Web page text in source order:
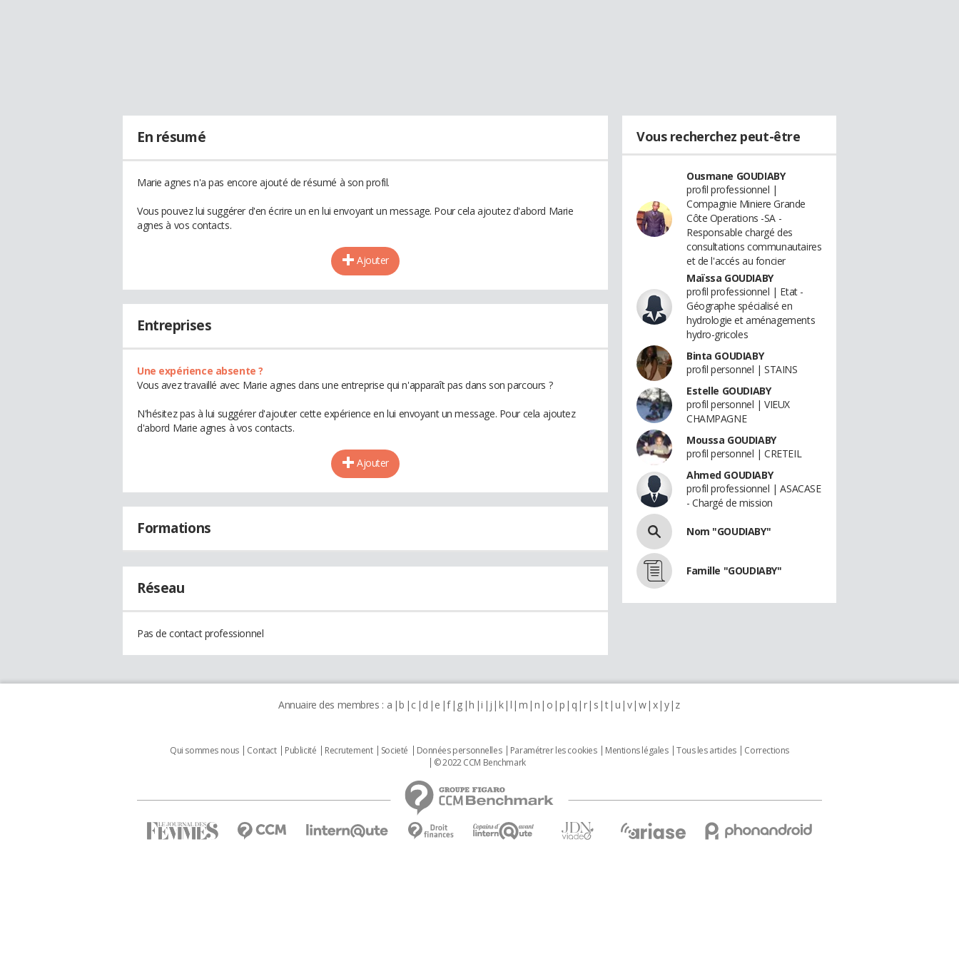
En résumé
Marie agnes n'a pas encore ajouté de résumé à son profil.
Vous pouvez lui suggérer d'en écrire un en lui envoyant un message. Pour cela ajoutez d'abord Marie
agnes à vos contacts.
Ajouter
Entreprises
Une expérience absente ?
Vous avez travaillé avec Marie agnes dans une entreprise qui n'apparaît pas dans son parcours ?
N'hésitez pas à lui suggérer d'ajouter cette expérience en lui envoyant un message. Pour cela ajoutez
d'abord Marie agnes à vos contacts.
Ajouter
Formations
Réseau
Pas de contact professionnel
Vous recherchez peut-être
Ousmane GOUDIABY
profil professionnel |
Compagnie Miniere Grande
Côte Operations -SA -
Responsable chargé des
consultations communautaires
et de l'accés au foncier
Maïssa GOUDIABY
profil professionnel | Etat -
Géographe spécialisé en
hydrologie et aménagements
hydro-gricoles
Binta GOUDIABY
profil personnel | STAINS
Estelle GOUDIABY
profil personnel | VIEUX
CHAMPAGNE
Moussa GOUDIABY
profil personnel | CRETEIL
Ahmed GOUDIABY
profil professionnel | ASACASE
- Chargé de mission
Nom "GOUDIABY"
Famille "GOUDIABY"
Annuaire des membres : a b c d e f g h i j k l m n o p q r s t u v w x y z
Qui sommes nous Contact Publicité Recrutement Societé Données personnelles Paramétrer les cookies Mentions légales Tous les articles
Corrections
© 2022 CCM Benchmark